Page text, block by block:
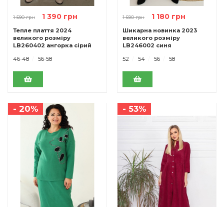
1 590 грн 1 390 грн
Тепле плаття 2024
великого розміру
LB260402 ангорка сірий
46-48
56-58
1 590 грн 1 180 грн
Шикарна новинка 2023
великого розміру
LB246002 синя
52
54 56 58
- 20% - 53%